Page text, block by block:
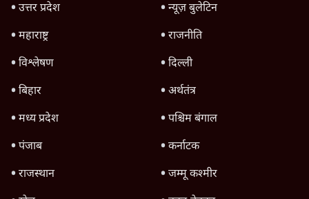
उत्तर प्रदेश
न्यूज़ बुलेटिन
महाराष्ट्र
राजनीति
विश्लेषण
दिल्ली
बिहार
अर्थतंत्र
मध्य प्रदेश
पश्चिम बंगाल
पंजाब
कर्नाटक
राजस्थान
जम्मू कश्मीर